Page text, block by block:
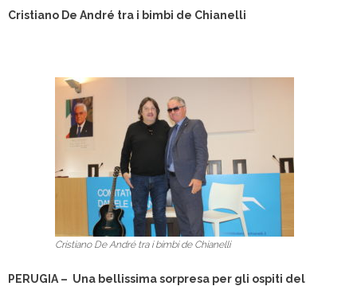
Cristiano De André tra i bimbi de Chianelli
Cristiano De André tra i bimbi de Chianelli
PERUGIA – Una bellissima sorpresa per gli ospiti del